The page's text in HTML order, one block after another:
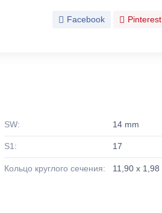
Facebook Pinterest
SW: 14 mm
S1: 17
Кольцо круглого сечения: 11,90 x 1,98